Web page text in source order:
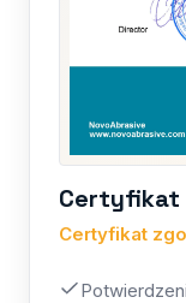
Certyfikat
Certyfikat